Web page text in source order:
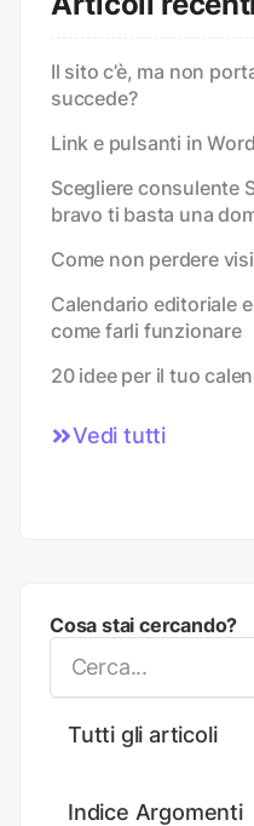
Il sito c’è, ma non
succede?
Link e pulsanti in
Scegliere consulente
bravo ti basta una
Come non perdere
Calendario editoriale
come farli funzionare
20 idee per il tuo
Vedi tutti
Cosa stai cercando?
Tutti gli articoli
Indice Argomenti